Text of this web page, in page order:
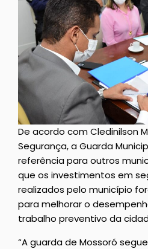
De acordo com Cledinilson
Segurança, a Guarda
referência para outros
que os investimentos em
realizados pelo município
para melhorar o
trabalho preventivo da
“A guarda de Mossoró